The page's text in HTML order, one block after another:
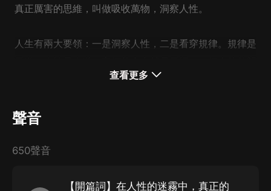
真正 厲害的思維，叫做吸收萬物，洞察人性。
人生有兩大要領：一是洞察人性，二是看穿規律。規律是
越淺，對天機洞察的就越深。
認識人性，說透了就是認識自己。
認識到自己心中的糾結與殘缺，就是認識到每個人與生俱
與困惑；認識到人之幼年的缺憾，會構成他終生走不出的
查看更多
聲音
650聲音
【開篇詞】在人性的迷霧中，真正的